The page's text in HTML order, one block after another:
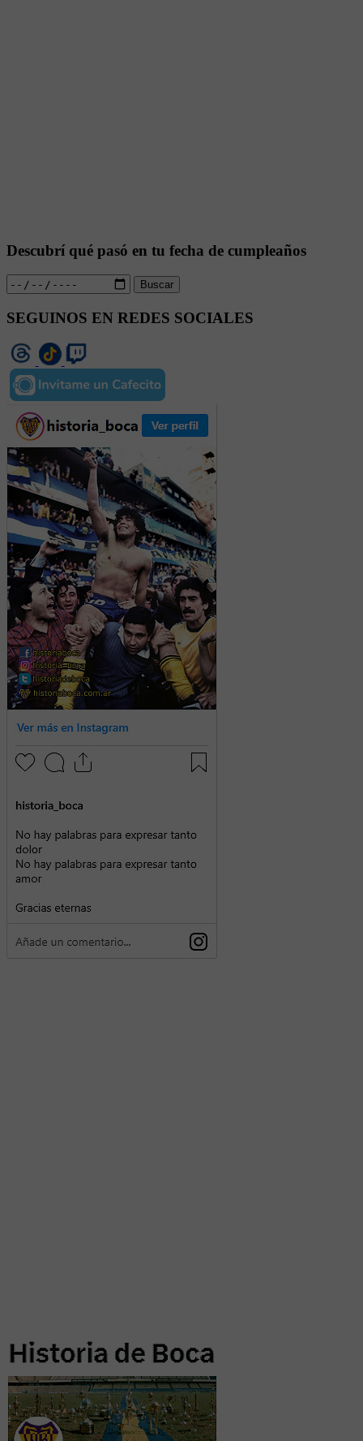
Descubrí qué pasó en tu fecha de cumpleaños
Buscar
SEGUINOS EN REDES SOCIALES